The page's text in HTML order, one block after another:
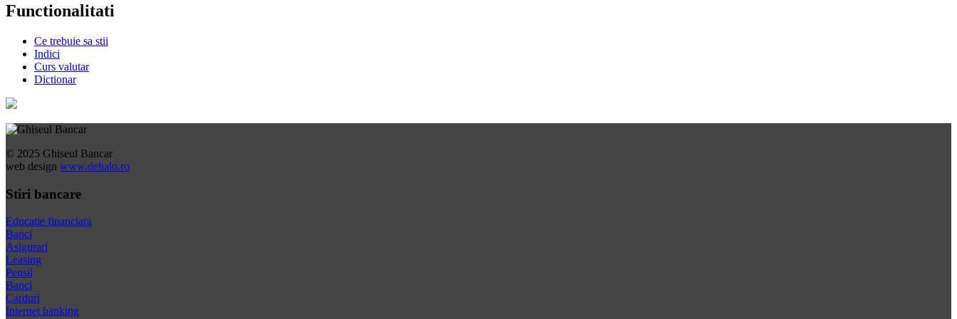
Functionalitati
Ce trebuie sa stii
Indici
Curs valutar
Dictionar
© 2025 Ghiseul Bancar
web design www.dehalo.ro
Stiri bancare
Educatie financiara
Banci
Asigurari
Leasing
Pensii
Banci
Carduri
Internet banking